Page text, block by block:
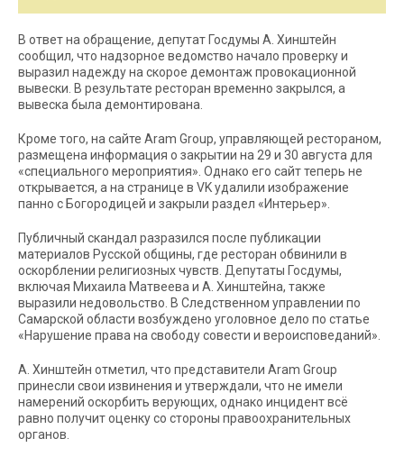
В ответ на обращение, депутат Госдумы А. Хинштейн
сообщил, что надзорное ведомство начало проверку и
выразил надежду на скорое демонтаж провокационной
вывески. В результате ресторан временно закрылся, а
вывеска была демонтирована.
Кроме того, на сайте Aram Group, управляющей рестораном,
размещена информация о закрытии на 29 и 30 августа для
«специального мероприятия». Однако его сайт теперь не
открывается, а на странице в VK удалили изображение
панно с Богородицей и закрыли раздел «Интерьер».
Публичный скандал разразился после публикации
материалов Русской общины, где ресторан обвинили в
оскорблении религиозных чувств. Депутаты Госдумы,
включая Михаила Матвеева и А. Хинштейна, также
выразили недовольство. В Следственном управлении по
Самарской области возбуждено уголовное дело по статье
«Нарушение права на свободу совести и вероисповеданий».
А. Хинштейн отметил, что представители Aram Group
принесли свои извинения и утверждали, что не имели
намерений оскорбить верующих, однако инцидент всё
равно получит оценку со стороны правоохранительных
органов.